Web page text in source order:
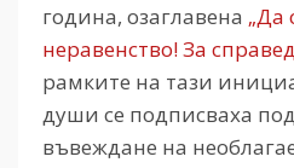
година, озаглавена „Да
неравенство! За
рамките на тази
души се подписваха
въвеждане на